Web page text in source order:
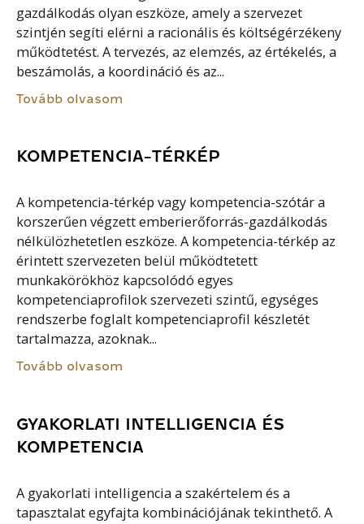
gazdálkodás olyan eszköze, amely a szervezet
szintjén segíti elérni a racionális és költségérzékeny
működtetést. A tervezés, az elemzés, az értékelés, a
beszámolás, a koordináció és az...
Tovább olvasom
KOMPETENCIA-TÉRKÉP
A kompetencia-térkép vagy kompetencia-szótár a
korszerűen végzett emberierőforrás-gazdálkodás
nélkülözhetetlen eszköze. A kompetencia-térkép az
érintett szervezeten belül működtetett
munkakörökhöz kapcsolódó egyes
kompetenciaprofilok szervezeti szintű, egységes
rendszerbe foglalt kompetenciaprofil készletét
tartalmazza, azoknak...
Tovább olvasom
GYAKORLATI INTELLIGENCIA ÉS
KOMPETENCIA
A gyakorlati intelligencia a szakértelem és a
tapasztalat egyfajta kombinációjának tekinthető. A